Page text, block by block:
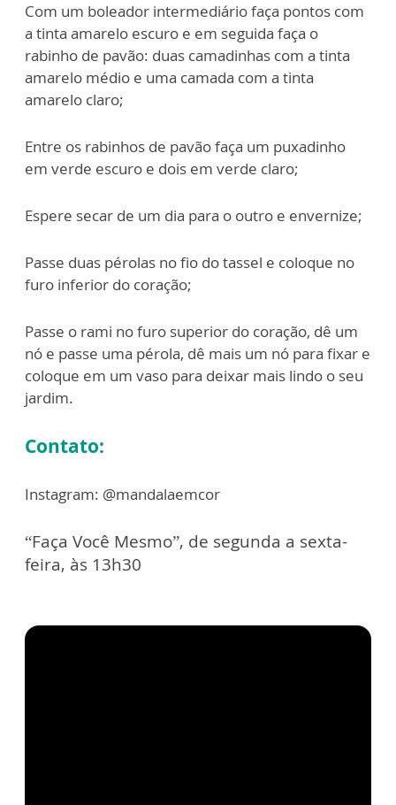
Com um boleador intermediário faça pontos com
a tinta amarelo escuro e em seguida faça o
rabinho de pavão: duas camadinhas com a tinta
amarelo médio e uma camada com a tinta
amarelo claro;
Entre os rabinhos de pavão faça um puxadinho
em verde escuro e dois em verde claro;
Espere secar de um dia para o outro e envernize;
Passe duas pérolas no fio do tassel e coloque no
furo inferior do coração;
Passe o rami no furo superior do coração, dê um
nó e passe uma pérola, dê mais um nó para fixar e
coloque em um vaso para deixar mais lindo o seu
jardim.
Contato:
Instagram: @mandalaemcor
“Faça Você Mesmo”, de segunda a sexta-
feira, às 13h30